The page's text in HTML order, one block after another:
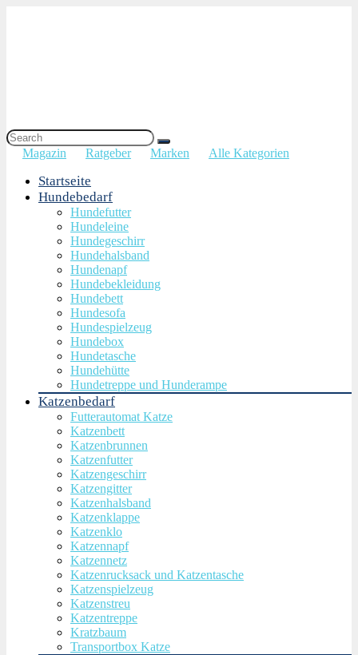
Magazin Ratgeber Marken Alle Kategorien
Startseite
Hundebedarf
Hundefutter
Hundeleine
Hundegeschirr
Hundehalsband
Hundenapf
Hundebekleidung
Hundebett
Hundesofa
Hundespielzeug
Hundebox
Hundetasche
Hundehütte
Hundetreppe und Hunderampe
Katzenbedarf
Futterautomat Katze
Katzenbett
Katzenbrunnen
Katzenfutter
Katzengeschirr
Katzengitter
Katzenhalsband
Katzenklappe
Katzenklo
Katzennapf
Katzennetz
Katzenrucksack und Katzentasche
Katzenspielzeug
Katzenstreu
Katzentreppe
Kratzbaum
Transportbox Katze